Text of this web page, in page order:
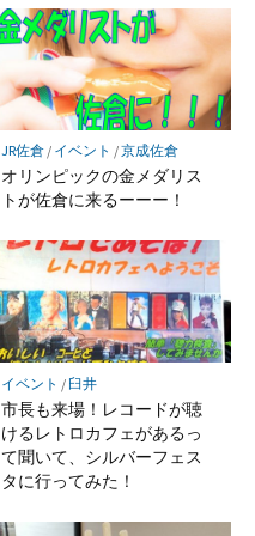
o
k
で
シ
ェ
ア
に
保
存
で
購
読
JR佐倉/ イベント /京成佐倉
オリンピックの金メダリス
トが佐倉に来るーーー！
イベント / 臼井
市長も来場！レコードが聴
けるレトロカフェがあるっ
て聞いて、シルバーフェス
タに行ってみた！